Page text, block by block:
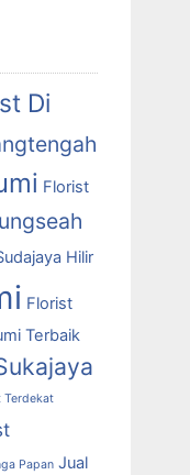
Di
Florist
Hilir
Florist
Terbaik
Terdekat
Papan Jual